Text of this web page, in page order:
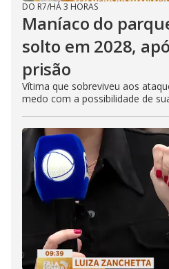
DO R7/HÁ 3 HORAS
Maníaco do
solto em 2028,
prisão
Vítima que sobreviveu aos
medo com a possibilidade de